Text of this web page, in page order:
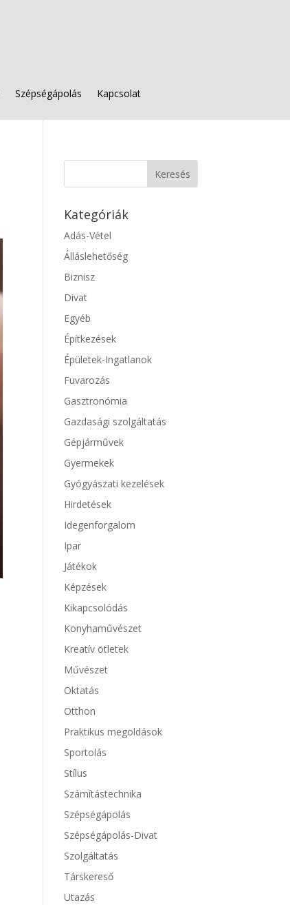
Szépségápolás Kapcsolat
Kategóriák
Adás-Vétel
Álláslehetőség
Biznisz
Divat
Egyéb
Építkezések
Épületek-Ingatlanok
Fuvarozás
Gasztronómia
Gazdasági szolgáltatás
Gépjárművek
Gyermekek
Gyógyászati kezelések
Hirdetések
Idegenforgalom
Ipar
Játékok
Képzések
Kikapcsolódás
Konyhaművészet
Kreatív ötletek
Művészet
Oktatás
Otthon
Praktikus megoldások
Sportolás
Stílus
Számítástechnika
Szépségápolás
Szépségápolás-Divat
Szolgáltatás
Társkereső
Utazás